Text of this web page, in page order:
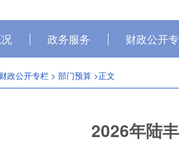
政务服务 财政公开
财政公开专栏 > 部门预算 >正文
2026年陆